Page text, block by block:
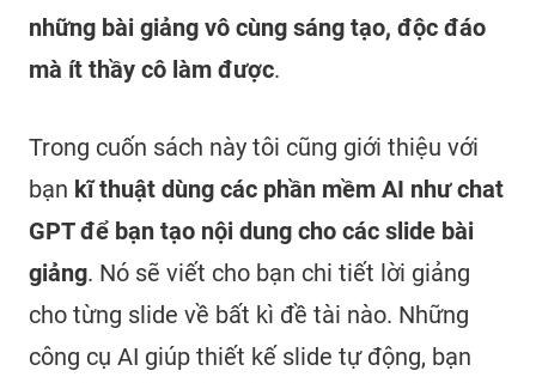
những bài giảng vô cùng sáng tạo, độc đáo
mà ít thầy cô làm được.
Trong cuốn sách này tôi cũng giới thiệu với
bạn kĩ thuật dùng các phần mềm AI như chat
GPT để bạn tạo nội dung cho các slide bài
giảng. Nó sẽ viết cho bạn chi tiết lời giảng
cho từng slide về bất kì đề tài nào. Những
công cụ AI giúp thiết kế slide tự động, bạn